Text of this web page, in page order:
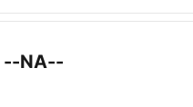
--NA--